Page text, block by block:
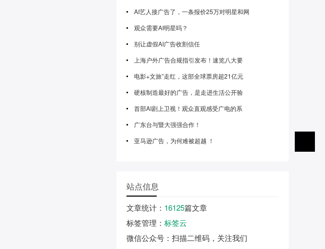
AI艺人接广告了，一条报价25万对明星和网
观众需要AI明星吗？
别让虚假AI广告收割信任
上海户外广告合规指引发布！速览八大要
电影+文旅”走红，这部全球票房超21亿元
硬核制造最好的广告，是走进生活公开验
首部AI剧上卫视！观众直观感受广电的系
广东台与暨大强强合作！
亚马逊广告，为何难被超越 ！
站点信息
文章统计 ： 16125篇文章
标签管理 ： 标签云
微信公众号 ：扫描二维码，关注我们